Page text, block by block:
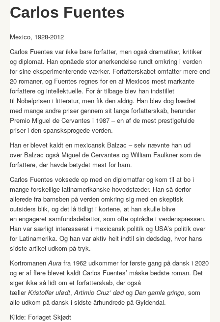
Carlos Fuentes
Mexico, 1928-2012
Carlos Fuentes varikke bare forfatter, men også dramatiker, kritiker
og diplomat. Han opnåede stor anerkendelse rundt omkring i verden
for sine eksperimenterende værker. Forfatterskabet omfatter mere end
20 romaner, og Fuentes regnes for en af Mexicos mest markante
forfattere og intellektuelle. For år tilbage blev han indstillet
til Nobelprisen i litteratur, men fik den aldrig. Han blev dog hædret
med mange andre priser gennem sit lange forfatterskab, herunder
Premio Miguel de Cervantes i 1987 –en af de mest prestigefulde
priser i den spansksprogede verden.
Han er blevet kaldt en mexicansk Balzac – selv nævnte han ud
over Balzac også Miguel de Cervantes og William Faulkner som de
forfattere, der havde betydet mest for ham.
Carlos Fuentes voksede op med en diplomatfar og kom til at bo i
mange forskellige latinamerikanske hovedstæder. Han så derfor
allerede fra barnsben på verden omkring sig med en skeptisk
outsiders blik, og det lå tidligt i kortene, at han skulle blive
en engageret samfundsdebattør, som ofte optrådte i verdenspressen.
Han var særligt interesseret i mexicansk politik og USA’s politik over
forLatinamerika. Og han varaktiv helt indtil sin dødsdag, hvor hans
sidste artikel udkom på tryk.
KortromanenAura fra 1962 udkommer for første gang på dansk i 2020
og er af flere blevet kaldt Carlos Fuentes’ måske bedste roman. Det
siger ikke så lidt om et forfatterskab, der også
tællerKristoffer ufødt,Artimio Cruz’ dødog Den gamle gringo, som
alle udkom på dansk i sidste århundrede på Gyldendal.
Kilde: Forlaget Skjødt